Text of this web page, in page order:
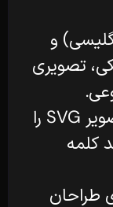
و
تصویری
هوشینا امکان ساخت لوگو و تصویر SVG را
کلمه
طراحان